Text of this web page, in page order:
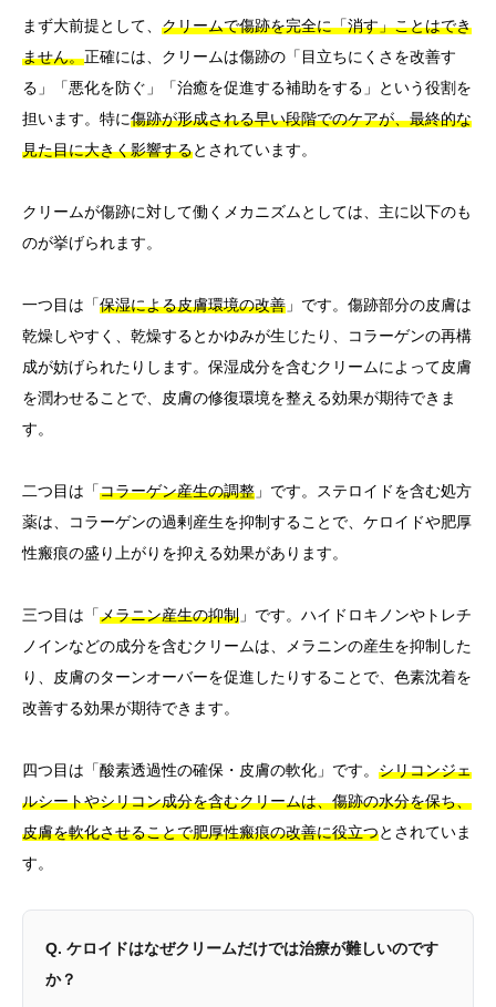
まず大前提として、 クリームで傷跡を完全に「消す」ことはでき
ません。正確には、クリームは傷跡の「目立ちにくさを改善す
る」「悪化を防ぐ」「治癒を促進する補助をする」という役割を
担います。特に傷跡が形成される早い段階でのケアが、最終的な
見た目に大きく影響するとされています。
クリームが傷跡に対して働くメカニズムとしては、主に以下のも
のが挙げられます。
一つ目は「保湿による皮膚環境の改善 」です。傷跡部分の皮膚は
乾燥しやすく、乾燥するとかゆみが生じたり、コラーゲンの再構
成が妨げられたりします。保湿成分を含むクリームによって皮膚
を潤わせることで、皮膚の修復環境を整える効果が期待できま
す。
二つ目は「コラーゲン産生の調整 」です。ステロイドを含む処方
薬は、コラーゲンの過剰産生を抑制することで、ケロイドや肥厚
性瘢痕の盛り上がりを抑える効果があります。
三つ目は「メラニン産生の抑制 」です。ハイドロキノンやトレチ
ノインなどの成分を含むクリームは、メラニンの産生を抑制した
り、皮膚のターンオーバーを促進したりすることで、色素沈着を
改善する効果が期待できます。
四つ目は「酸素透過性の確保・皮膚の軟化」です。 シリコンジェ
ルシートやシリコン成分を含むクリームは、傷跡の水分を保ち、
皮膚を軟化させることで肥厚性瘢痕の改善に役立つとされていま
す。
Q. ケロイドはなぜクリームだけでは治療が難しいのです
か？